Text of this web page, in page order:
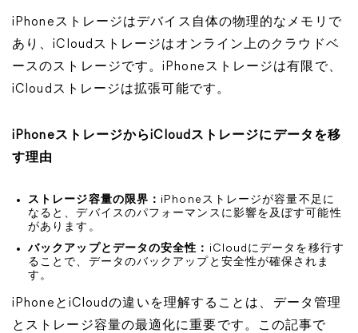
iPhoneストレージはデバイス自体の物理的なメモリで
あり、iCloudストレージはオンライン上のクラウドベ
ースのストレージです。iPhoneストレージは有限で、
iCloudストレージは拡張可能です。
iPhoneストレージからiCloudストレージにデータを移
す理由
ストレージ容量の限界： iPhoneストレージが容量不足に
なると、デバイスのパフォーマンスに影響を及ぼす可能性
があります。
バックアップとデータの安全性： iCloudにデータを移行す
ることで、データのバックアップと安全性が確保されま
す。
iPhoneとiCloudの違いを理解することは、データ管理
とストレージ容量の最適化に重要です。この記事で